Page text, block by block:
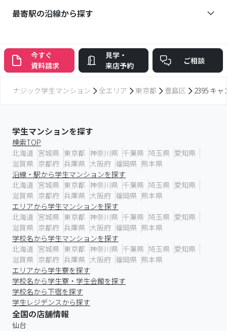
最寄駅の沿線から探す
今すぐ
資料請求
見学・
来店予約
ご相談
ナジック学生マンション 全エリア 東京都 豊島区 2395 キ
学生マンションを探す
検索TOP
北海道 宮城県 東京都 神奈川県 千葉県 埼玉県 愛知県
滋賀県 京都府 兵庫県 大阪府 福岡県 熊本県
沿線・駅から学生マンションを探す
北海道 宮城県 東京都 神奈川県 千葉県 埼玉県 愛知県
滋賀県 京都府 兵庫県 大阪府 福岡県 熊本県
エリアから学生マンションを探す
北海道 宮城県 東京都 神奈川県 千葉県 埼玉県 愛知県
滋賀県 京都府 兵庫県 大阪府 福岡県 熊本県
学校名から学生マンションを探す
北海道 宮城県 東京都 神奈川県 千葉県 埼玉県 愛知県
滋賀県 京都府 兵庫県 大阪府 福岡県 熊本県
エリアから学生寮を探す
学校名から学生寮・学生会館を探す
学校名から下宿を探す
学生レジデンスから探す
全国の店舗情報
仙台